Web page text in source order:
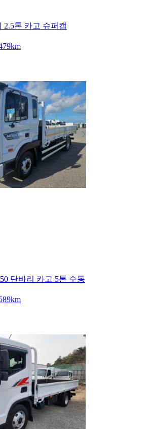
2.5톤 카고 슈퍼캡
단바리 카고 5톤 수동